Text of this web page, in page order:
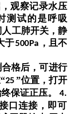
观察记录水压
测试的是呼吸
人工肺开关，静
于500Pa ，且不
格后，可进行
“25 ”位置，打开
保证正压。 4.
口连接，即可